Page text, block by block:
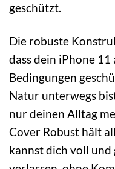
geschützt.
Die robuste
dass dein iPhone
Bedingungen
Natur unterwegs
nur deinen Alltag
Cover Robust hält
kannst dich voll und